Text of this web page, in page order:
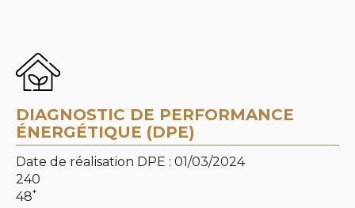
DIAGNOSTIC DE PERFORMANCE
ÉNERGÉTIQUE (DPE)
Date de réalisation DPE : 01/03/2024
240
48*